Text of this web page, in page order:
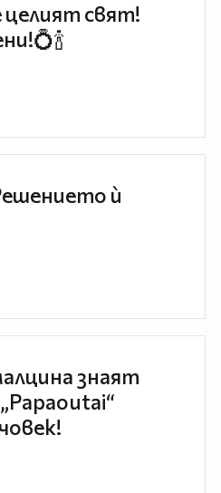
свят!
ѝ
знаят